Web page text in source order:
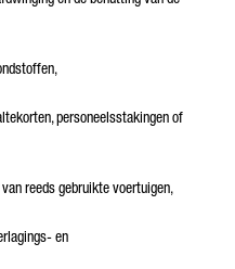
personeelsstakingen of
reeds gebruikte voertuigen,
en